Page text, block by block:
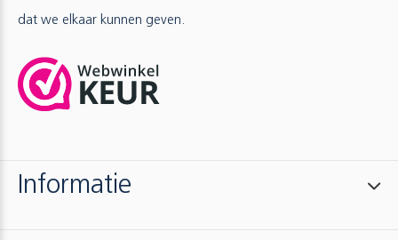
dat we elkaar kunnen geven.
Informatie